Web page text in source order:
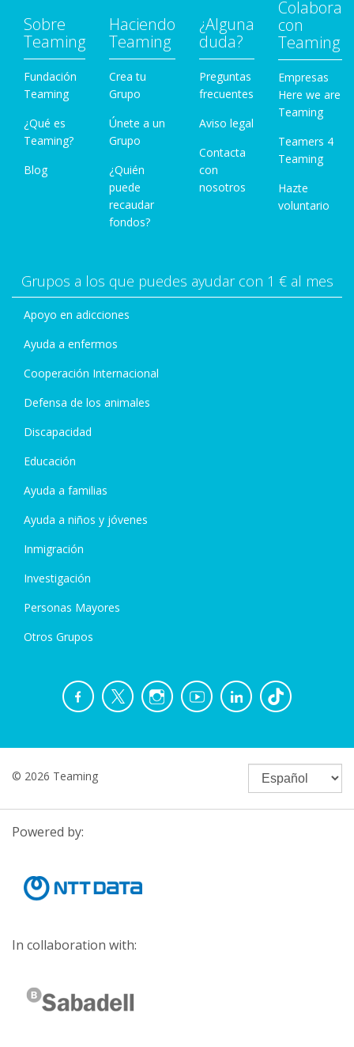
Sobre
Teaming
Fundación
Teaming
¿Qué es
Teaming?
Blog
Haciendo
Teaming
Crea tu
Grupo
Únete a un
Grupo
¿Quién
puede
recaudar
fondos?
¿Alguna
duda?
Preguntas
frecuentes
Aviso legal
Contacta
con
nosotros
Colabora
con
Teaming
Empresas
Here we are
Teaming
Teamers 4
Teaming
Hazte
voluntario
Grupos a los que puedes ayudar con 1 € al mes
Apoyo en adicciones
Ayuda a enfermos
Cooperación Internacional
Defensa de los animales
Discapacidad
Educación
Ayuda a familias
Ayuda a niños y jóvenes
Inmigración
Investigación
Personas Mayores
Otros Grupos
© 2026 Teaming
Powered by:
In collaboration with: